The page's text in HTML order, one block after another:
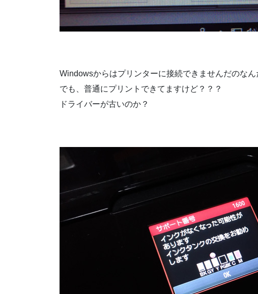
Windowsからはプリンターに接続できませんだのなん
でも、普通にプリントできてますけど？？？
ドライバーが古いのか？